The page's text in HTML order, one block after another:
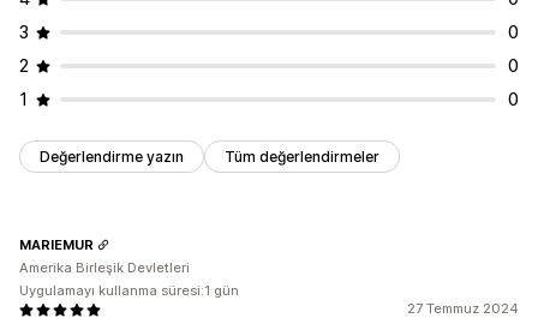
3
0
2
0
1
0
Değerlendirme yazın Tüm değerlendirmeler
27 Temmuz 2024
MARIEMUR
Amerika Birleşik Devletleri
Uygulamayı kullanma süresi:1 gün